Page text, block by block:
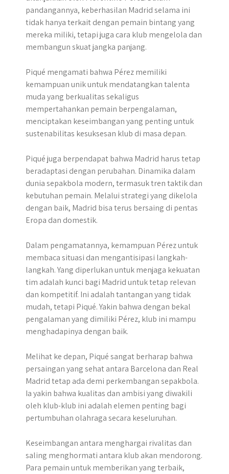
pandangannya, keberhasilan Madrid selama ini
tidak hanya terkait dengan pemain bintang yang
mereka miliki, tetapi juga cara klub mengelola dan
membangun skuat jangka panjang.
Piqué mengamati bahwa Pérez memiliki
kemampuan unik untuk mendatangkan talenta
muda yang berkualitas sekaligus
mempertahankan pemain berpengalaman,
menciptakan keseimbangan yang penting untuk
sustenabilitas kesuksesan klub di masa depan.
Piqué juga berpendapat bahwa Madrid harus tetap
beradaptasi dengan perubahan. Dinamika dalam
dunia sepakbola modern, termasuk tren taktik dan
kebutuhan pemain. Melalui strategi yang dikelola
dengan baik, Madrid bisa terus bersaing di pentas
Eropa dan domestik.
Dalam pengamatannya, kemampuan Pérez untuk
membaca situasi dan mengantisipasi langkah-
langkah. Yang diperlukan untuk menjaga kekuatan
tim adalah kunci bagi Madrid untuk tetap relevan
dan kompetitif. Ini adalah tantangan yang tidak
mudah, tetapi Piqué. Yakin bahwa dengan bekal
pengalaman yang dimiliki Pérez, klub ini mampu
menghadapinya dengan baik.
Melihat ke depan, Piqué sangat berharap bahwa
persaingan yang sehat antara Barcelona dan Real
Madrid tetap ada demi perkembangan sepakbola.
Ia yakin bahwa kualitas dan ambisi yang diwakili
oleh klub-klub ini adalah elemen penting bagi
pertumbuhan olahraga secara keseluruhan.
Keseimbangan antara menghargai rivalitas dan
saling menghormati antara klub akan mendorong.
Para pemain untuk memberikan yang terbaik,